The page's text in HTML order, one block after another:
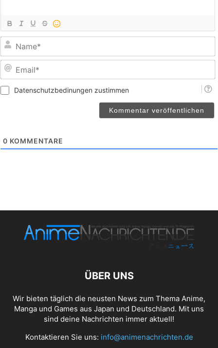
Datenschutzbedinungen zustimmen
0 KOMMENTARE
ÜBER UNS
Wir bieten täglich die neusten News zum Thema Anime,
Manga und Games aus Japan und Deutschland. Mit uns
sind deine Nachrichten immer aktuell!
Kontaktieren Sie uns: info@animenachrichten.de